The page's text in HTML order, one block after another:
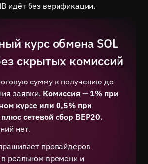
идёт без верификации.
курс обмена SOL
скрытых комиссий
сумму к получению до
заявки. Комиссия — 1% при
курсе или 0,5% при
сетевой сбор BEP20.
нет.
провайдеров
реальном времени и